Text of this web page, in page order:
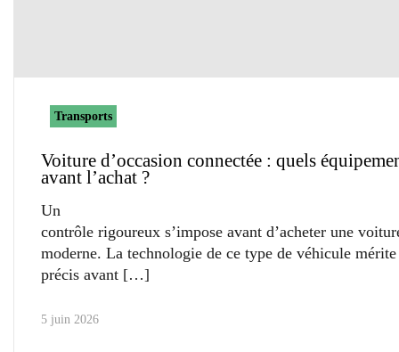
Transports
Voiture d’occasion connectée : quels
avant l’achat ?
Un
contrôle rigoureux s’impose avant d’acheter une
moderne. La technologie de ce type de véhicule
précis avant
5 juin 2026